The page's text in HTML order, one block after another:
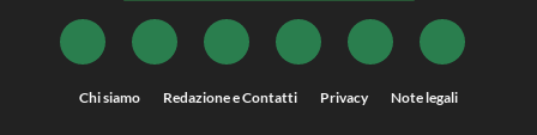
Chi siamo Redazione e Contatti Privacy Note legali